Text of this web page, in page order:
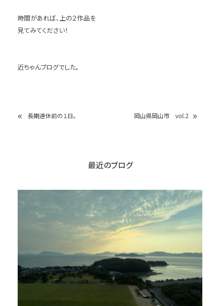
時間があれば、上の２作品を
見てみてください！
近ちゃんブログでした。
« 長期連休前の１日。 岡山県岡山市 vol.2 »
最近のブログ